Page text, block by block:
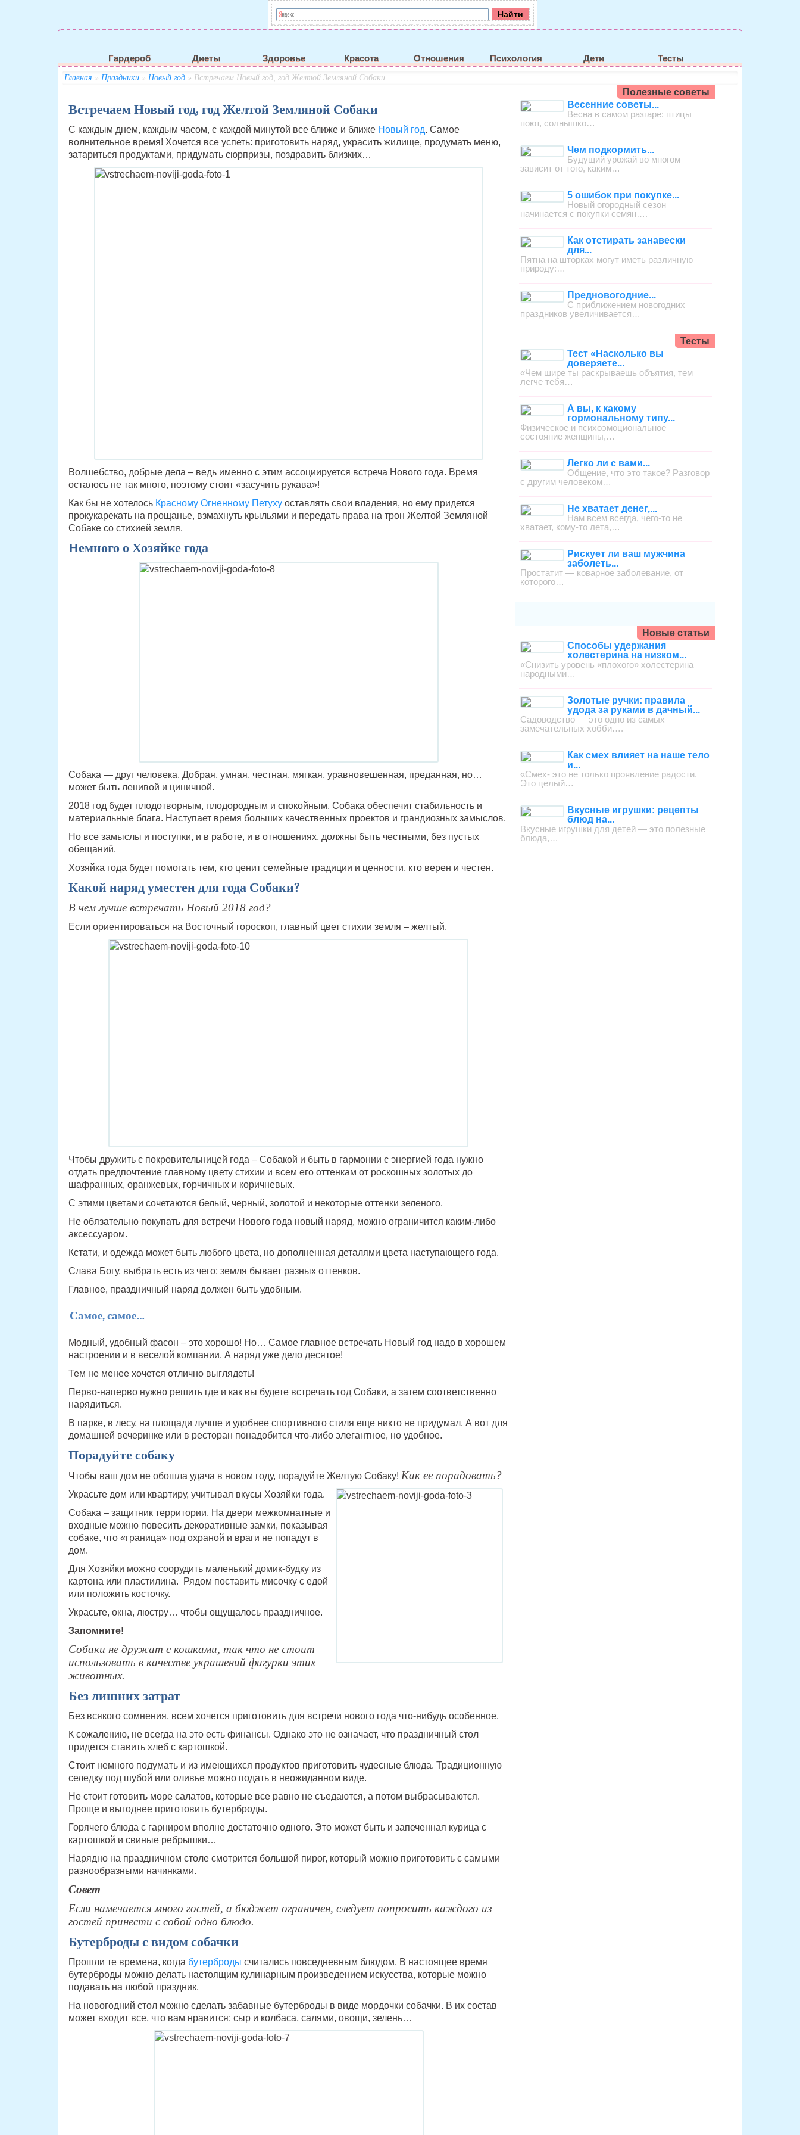
Гардероб Диеты Здоровье Красота Отношения Психология Дети Тесты
Главная » Праздники» Новый год» Встречаем Новый год, год Желтой Земляной Собаки
Встречаем Новый год, год Желтой Земляной Собаки
С каждым днем, каждым часом, с каждой минутой все ближе и ближе Новый год. Самое
волнительное время! Хочется все успеть: приготовить наряд, украсить жилище, продумать меню,
затариться продуктами, придумать сюрпризы, поздравить близких…
Волшебство, добрые дела – ведь именно с этим ассоциируется встреча Нового года. Время
осталось не так много, поэтому стоит «засучить рукава»!
Как бы не хотелось Красному Огненному Петуху оставлять свои владения, но ему придется
прокукарекать на прощанье, взмахнуть крыльями и передать права на трон Желтой Земляной
Собаке со стихией земля.
Немного о Хозяйке года
Собака — друг человека. Добрая, умная, честная, мягкая, уравновешенная, преданная, но…
может быть ленивой и циничной.
2018 год будет плодотворным, плодородным и спокойным. Собака обеспечит стабильность и
материальные блага. Наступает время больших качественных проектов и грандиозных замыслов.
Но все замыслы и поступки, и в работе, и в отношениях, должны быть честными, без пустых
обещаний.
Хозяйка года будет помогать тем, кто ценит семейные традиции и ценности, кто верен и честен.
Какой наряд уместен для года Собаки?
В чем лучше встречать Новый 2018 год?
Если ориентироваться на Восточный гороскоп, главный цвет стихии земля – желтый.
Чтобы дружить с покровительницей года – Собакой и быть в гармонии с энергией года нужно
отдать предпочтение главному цвету стихии и всем его оттенкам от роскошных золотых до
шафранных, оранжевых, горчичных и коричневых.
С этими цветами сочетаются белый, черный, золотой и некоторые оттенки зеленого.
Не обязательно покупать для встречи Нового года новый наряд, можно ограничится каким-либо
аксессуаром.
Кстати, и одежда может быть любого цвета, но дополненная деталями цвета наступающего года.
Слава Богу, выбрать есть из чего: земля бывает разных оттенков.
Главное, праздничный наряд должен быть удобным.
Самое, самое…
Модный, удобный фасон – это хорошо! Но… Самое главное встречать Новый год надо в хорошем
настроении и в веселой компании. А наряд уже дело десятое!
Тем не менее хочется отлично выглядеть!
Перво-наперво нужно решить где и как вы будете встречать год Собаки, а затем соответственно
нарядиться.
В парке, в лесу, на площади лучше и удобнее спортивного стиля еще никто не придумал. А вот для
домашней вечеринке или в ресторан понадобится что-либо элегантное, но удобное.
Порадуйте собаку
Чтобы ваш дом не обошла удача в новом году, порадуйте Желтую Собаку! Как ее порадовать?
Украсьте дом или квартиру, учитывая вкусы Хозяйки года.
Собака – защитник территории. На двери межкомнатные и
входные можно повесить декоративные замки, показывая
собаке, что «граница» под охраной и враги не попадут в
дом.
Для Хозяйки можно соорудить маленький домик-будку из
картона или пластилина. Рядом поставить мисочку с едой
или положить косточку.
Украсьте, окна, люстру… чтобы ощущалось праздничное.
Запомните!
Собаки не дружат с кошками, так что не стоит
использовать в качестве украшений фигурки этих
животных.
Без лишних затрат
Без всякого сомнения, всем хочется приготовить для встречи нового года что-нибудь особенное.
К сожалению, не всегда на это есть финансы. Однако это не означает, что праздничный стол
придется ставить хлеб с картошкой.
Стоит немного подумать и из имеющихся продуктов приготовить чудесные блюда. Традиционную
селедку под шубой или оливье можно подать в неожиданном виде.
Не стоит готовить море салатов, которые все равно не съедаются, а потом выбрасываются.
Проще и выгоднее приготовить бутерброды.
Горячего блюда с гарниром вполне достаточно одного. Это может быть и запеченная курица с
картошкой и свиные ребрышки…
Нарядно на праздничном столе смотрится большой пирог, который можно приготовить с самыми
разнообразными начинками.
Совет
Если намечается много гостей, а бюджет ограничен, следует попросить каждого из
гостей принести с собой одно блюдо.
Бутерброды с видом собачки
Прошли те времена, когдабутерброды считались повседневным блюдом. В настоящее время
бутерброды можно делать настоящим кулинарным произведением искусства, которые можно
подавать на любой праздник.
На новогодний стол можно сделать забавные бутерброды в виде мордочки собачки. В их состав
может входит все, что вам нравится: сыр и колбаса, салями, овощи, зелень…
Полезные советы
Весенние советы...
Весна в самом разгаре: птицы
поют, солнышко…
Чем подкормить...
Будущий урожай во многом
зависит от того, каким…
5 ошибок при покупке...
Новый огородный сезон
начинается с покупки семян….
Как отстирать занавески
для...
Пятна на шторках могут иметь различную
природу:…
Предновогодние...
С приближением новогодних
праздников увеличивается…
Тесты
Тест «Насколько вы
доверяете...
«Чем шире ты раскрываешь объятия, тем
легче тебя…
А вы, к какому
гормональному типу...
Физическое и психоэмоциональное
состояние женщины,…
Легко ли с вами...
Общение, что это такое? Разговор
с другим человеком…
Не хватает денег,...
Нам всем всегда, чего-то не
хватает, кому-то лета,…
Рискует ли ваш мужчина
заболеть...
Простатит — коварное заболевание, от
которого…
Новые статьи
Способы удержания
холестерина на низком...
«Снизить уровень «плохого» холестерина
народными…
Золотые ручки: правила
удода за руками в дачный...
Садоводство — это одно из самых
замечательных хобби….
Как смех влияет на наше тело
и...
«Смех- это не только проявление радости.
Это целый…
Вкусные игрушки: рецепты
блюд на...
Вкусные игрушки для детей — это полезные
блюда,…